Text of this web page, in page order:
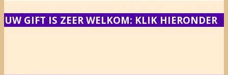
UW GIFT IS ZEER WELKOM: KLIK HIERONDER